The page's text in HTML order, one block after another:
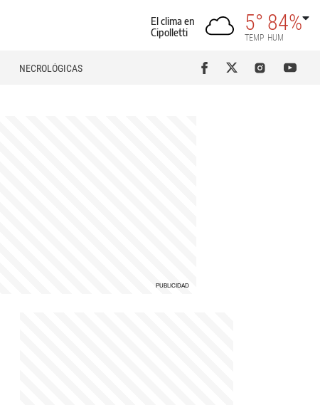
El clima en
Cipolletti
5°
TEMP
84%
HUM
NECROLÓGICAS